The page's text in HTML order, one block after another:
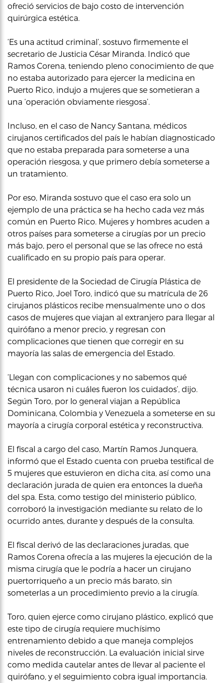
ofreció servicios de bajo costo de intervención
quirúrgica estética.
‘Es una actitud criminal’, sostuvo firmemente el
secretario de Justicia César Miranda. Indicó que
Ramos Corena, teniendo pleno conocimiento de que
no estaba autorizado para ejercer la medicina en
Puerto Rico, indujo a mujeres que se sometieran a
una ‘operación obviamente riesgosa’.
Incluso, en el caso de Nancy Santana, médicos
cirujanos certificados del país le habían diagnosticado
que no estaba preparada para someterse a una
operación riesgosa, y que primero debía someterse a
un tratamiento.
Por eso, Miranda sostuvo que el caso era solo un
ejemplo de una práctica se ha hecho cada vez más
común en Puerto Rico. Mujeres y hombres acuden a
otros países para someterse a cirugías por un precio
más bajo, pero el personal que se las ofrece no está
cualificado en su propio país para operar.
El presidente de la Sociedad de Cirugía Plástica de
Puerto Rico, Joel Toro, indicó que su matrícula de 26
cirujanos plásticos recibe mensualmente uno o dos
casos de mujeres que viajan al extranjero para llegar al
quirófano a menor precio, y regresan con
complicaciones que tienen que corregir en su
mayoría las salas de emergencia del Estado.
‘Llegan con complicaciones y no sabemos qué
técnica usaron ni cuáles fueron los cuidados’, dijo.
Según Toro, por lo general viajan a República
Dominicana, Colombia y Venezuela a someterse en su
mayoría a cirugía corporal estética y reconstructiva.
El fiscal a cargo del caso, Martín Ramos Junquera,
informó que el Estado cuenta con prueba testifical de
5 mujeres que estuvieron en dicha cita, así como una
declaración jurada de quien era entonces la dueña
del spa. Esta, como testigo del ministerio público,
corroboró la investigación mediante su relato de lo
ocurrido antes, durante y después de la consulta.
El fiscal derivó de las declaraciones juradas, que
Ramos Corena ofrecía a las mujeres la ejecución de la
misma cirugía que le podría a hacer un cirujano
puertorriqueño a un precio más barato, sin
someterlas a un procedimiento previo a la cirugía.
Toro, quien ejerce como cirujano plástico, explicó que
este tipo de cirugía requiere muchísimo
entrenamiento debido a que maneja complejos
niveles de reconstrucción. La evaluación inicial sirve
como medida cautelar antes de llevar al paciente el
quirófano, y el seguimiento cobra igual importancia.